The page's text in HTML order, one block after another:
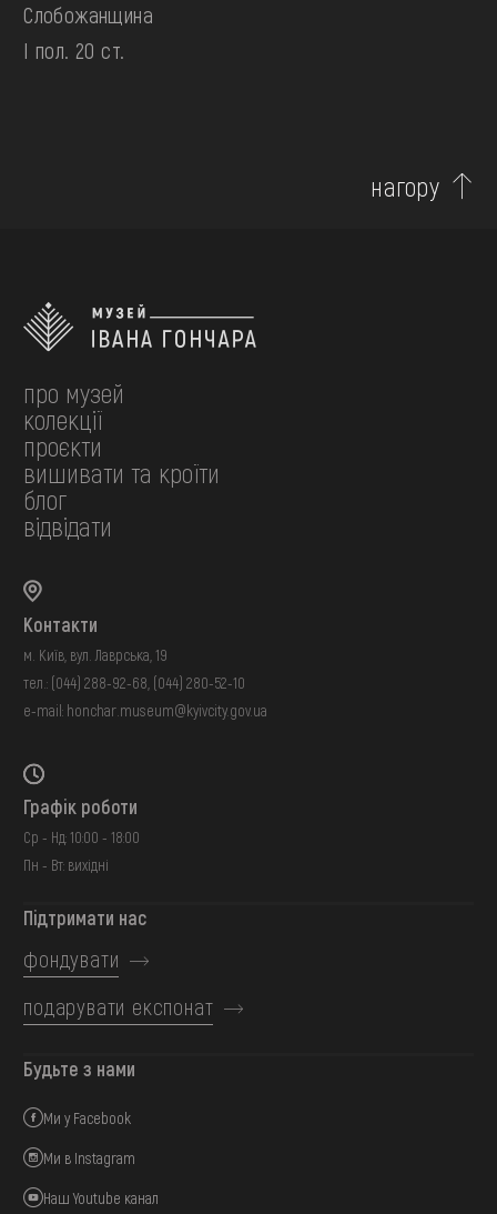
Слобожанщина
І пол. 20 ст.
нагору
про музей
колекції
проєкти
вишивати та кроїти
блог
відвідати
Контакти
м. Київ, вул. Лаврська, 19
тел.: (044) 288-92-68 (044) 280-52-10
e-mail: honchar.museum@kyivcity.gov.ua
Графік роботи
Ср - Нд: 10:00 - 18:00
Пн - Вт: вихідні
Підтримати нас
фондувати
подарувати експонат
Будьте з нами
Ми у Facebook
Ми в Instagram
Наш Youtube канал